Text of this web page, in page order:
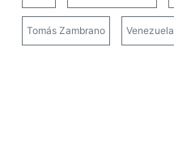
Tomás Zambrano Venezuela